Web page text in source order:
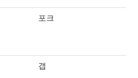
포크
갭